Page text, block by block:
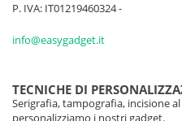
P. IVA: IT01219460324 -
info@easygadget.it
TECNICHE DI
Serigrafia, tampografia, incisione
personalizziamo i nostri gadget.